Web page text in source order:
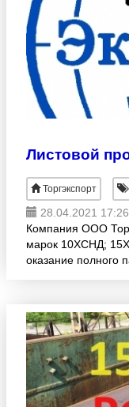
Торгэкспорт
28.04.2021 17:26
Компания ООО
марок 10ХСНД;
оказание полного